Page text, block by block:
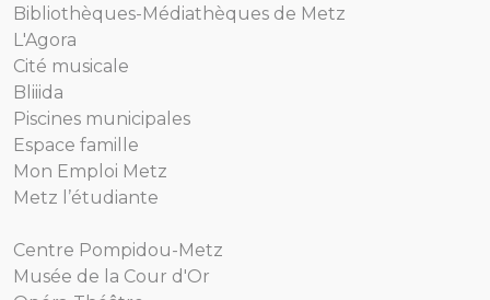
Bibliothèques-Médiathèques de Metz
L'Agora
Cité musicale
Bliiida
Piscines municipales
Espace famille
Mon Emploi Metz
Metz l’étudiante
Centre Pompidou-Metz
Musée de la Cour d'Or